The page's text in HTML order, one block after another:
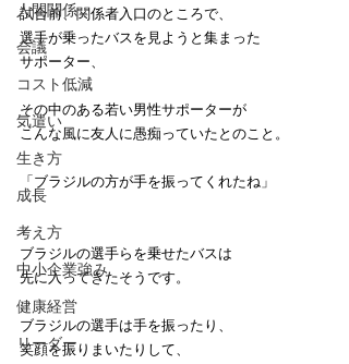
人間関係
会議
コスト低減
気遣い
生き方
成長
考え方
中小企業強み
健康経営
リーダー
試合前、関係者入口のところで、
選手が乗ったバスを見ようと集まった
サポーター、
その中のある若い男性サポーターが
こんな風に友人に愚痴っていたとのこと。
「ブラジルの方が手を振ってくれたね」
ブラジルの選手らを乗せたバスは
先に入ってきたそうです。
ブラジルの選手は手を振ったり、
笑顔を振りまいたりして、